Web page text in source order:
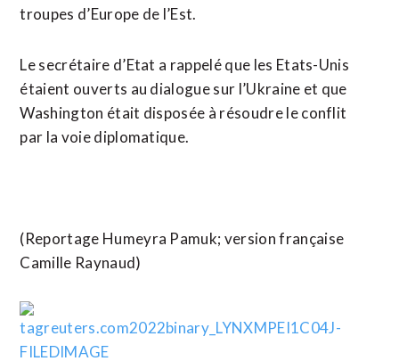
troupes d’Europe de l’Est.
Le secrétaire d’Etat a rappelé que les Etats-Unis
étaient ouverts au dialogue sur l’Ukraine et que
Washington était disposée à résoudre le conflit
par la voie diplomatique.
(Reportage Humeyra Pamuk; version française
Camille Raynaud)